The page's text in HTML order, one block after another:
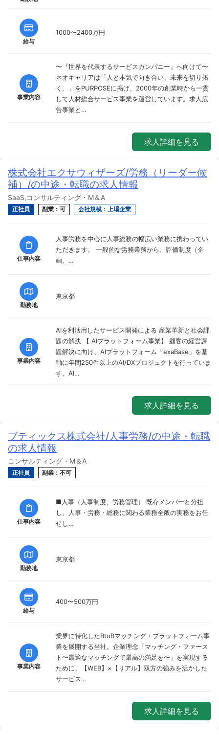
給与
1000〜2400万円
事業内容
〜『世界を代表するサービスカンパニー』へ向けて〜
ネオキャリアは「人と本気で向き合い、未来を切り拓
く。」をPURPOSEに掲げ、2000年の創業時から一貫
して人材総合サービス事業を運営しています。求人広
告事業と…
求人詳細を見る
株式会社エクサウィザーズ/労務（リーダー候
補）/の中途・転職の求人情報
SaaS,コンサルティング・M＆A
正社員 副業：可 会社規模：上場企業
仕事内容
人事労務を中心に人事総務の幅広い業務に携わってい
ただきます。 一般的な労務業務から、評価制度（企
画、…
勤務地
東京都
事業内容
AIを利活用したサービス開発による 産業革新と社会課
題の解決 【 AIプラットフォーム事業】 顧客の経営課
題解決に向け、AIプラットフォーム「exaBase」を基
軸に年間250件以上のAI/DXプロジェクトを行っていま
す。AI…
求人詳細を見る
ブティックス株式会社/人事労務/の中途・転職
の求人情報
コンサルティング・M＆A
正社員 副業：不可
仕事内容
■人事（人事制度、労務管理） 既存メンバーと分担
し、人事・労務・総務に関わる業務全般の実務をお任
せし…
勤務地
東京都
給与
400〜500万円
事業内容
業界に特化したBtoBマッチング・プラットフォーム事
業を展開する当社。企業理念「マッチング・ファース
ト〜最適なマッチングで最高の満足を〜」を実現する
ために、【WEB】×【リアル】双方の強みを活かした
サービス…
求人詳細を見る